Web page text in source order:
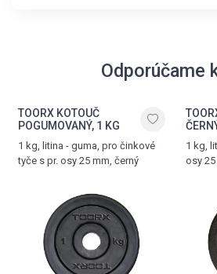
Odporúčame
TOORX KOTOUČ
POGUMOVANÝ, 1 KG
1 kg, litina - guma, pro činkové
tyče s pr. osy 25 mm, černý
1 kg,
osy